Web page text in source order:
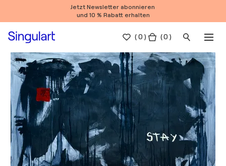
Jetzt Newsletter abonnieren
und 10 % Rabatt erhalten
(0 ) ( 0 )